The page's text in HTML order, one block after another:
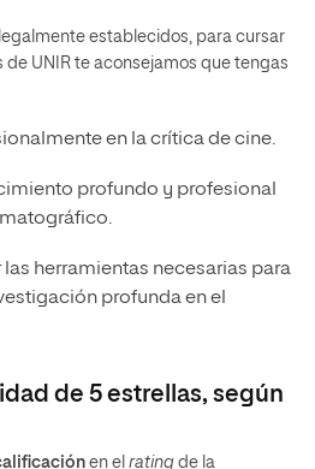
establecidos, para cursar
de UNIR te aconsejamos que tengas
en la crítica de cine.
profundo y profesional
herramientas necesarias para
profunda en el
de 5 estrellas, según
en el rating de la